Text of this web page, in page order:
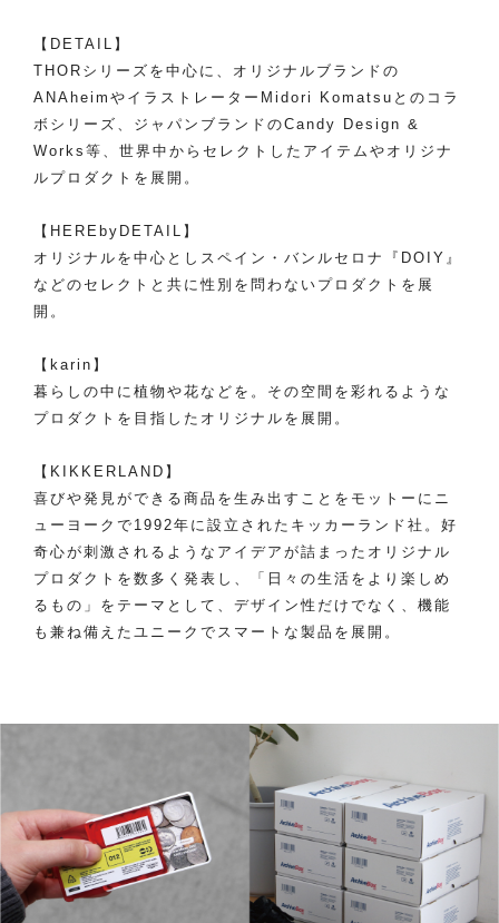
【DETAIL】
THORシリーズを中心に、オリジナルブランドの
ANAheimやイラストレーターMidori Komatsuとのコラ
ボシリーズ、ジャパンブランドのCandy Design &
Works等、世界中からセレクトしたアイテムやオリジナ
ルプロダクトを展開。
【HEREbyDETAIL】
オリジナルを中心としスペイン・バンルセロナ『DOIY』
などのセレクトと共に性別を問わないプロダクトを展
開。
【karin】
暮らしの中に植物や花などを。その空間を彩れるような
プロダクトを目指したオリジナルを展開。
【KIKKERLAND】
喜びや発見ができる商品を生み出すことをモットーにニ
ューヨークで1992年に設立されたキッカーランド社。好
奇心が刺激されるようなアイデアが詰まったオリジナル
プロダクトを数多く発表し、「日々の生活をより楽しめ
るもの」をテーマとして、デザイン性だけでなく、機能
も兼ね備えたユニークでスマートな製品を展開。